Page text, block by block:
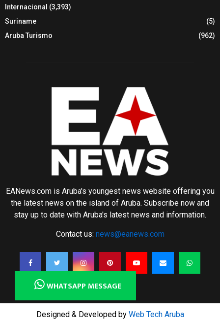
Internacional (3,393)
Suriname
(5)
Aruba Turismo
(962)
EANews.com is Aruba's youngest news website offering you
the latest news on the island of Aruba. Subscribe now and
stay up to date with Aruba's latest news and information.
Contact us: news@eanews.com
Designed & Developed by Web Tech Aruba
WHATSAPP MESSAGE